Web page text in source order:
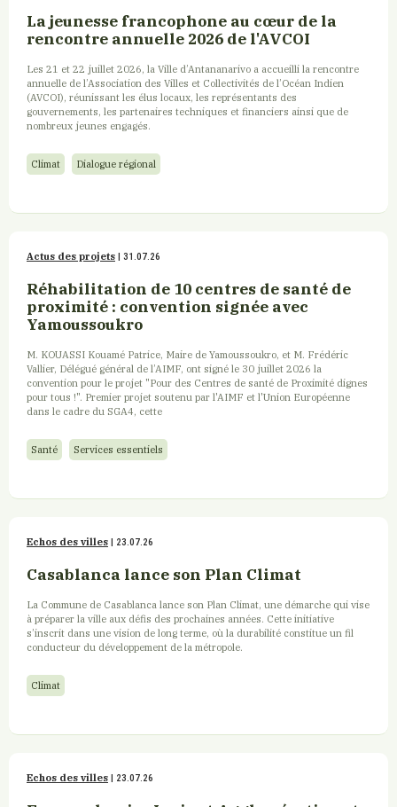
La jeunesse francophone au cœur de la
rencontre annuelle 2026 de l'AVCOI
Les 21 et 22 juillet 2026, la Ville d’Antananarivo a accueilli la rencontre
annuelle de l’Association des Villes et Collectivités de l’Océan Indien
(AVCOI), réunissant les élus locaux, les représentants des
gouvernements, les partenaires techniques et financiers ainsi que de
nombreux jeunes engagés.
Climat Dialogue régional
Actus des projets | 31.07.26
Réhabilitation de 10 centres de santé de
proximité : convention signée avec
Yamoussoukro
M. KOUASSI Kouamé Patrice, Maire de Yamoussoukro, et M. Frédéric
Vallier, Délégué général de l’AIMF, ont signé le 30 juillet 2026 la
convention pour le projet "Pour des Centres de santé de Proximité dignes
pour tous !". Premier projet soutenu par l'AIMF et l'Union Européenne
dans le cadre du SGA4, cette
Santé Services essentiels
Echos des villes | 23.07.26
Casablanca lance son Plan Climat
La Commune de Casablanca lance son Plan Climat, une démarche qui vise
à préparer la ville aux défis des prochaines années. Cette initiative
s’inscrit dans une vision de long terme, où la durabilité constitue un fil
conducteur du développement de la métropole.
Climat
Echos des villes | 23.07.26